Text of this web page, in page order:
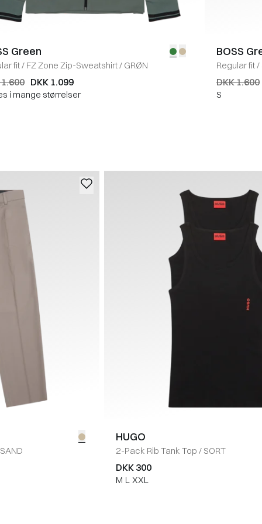
Green
fit/ FZ Zone Zip-Sweatshirt/ GRØN
DKK 1.099
i mange størrelser
BOSS
Regular fit/
DKK 1.600
S
SAND
HUGO
2-Pack Rib Tank Top / SORT
DKK 300
M L XXL